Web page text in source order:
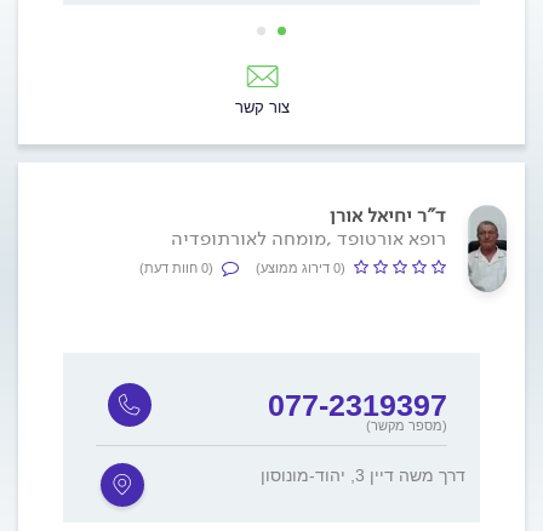
צור קשר
ד"ר יחיאל אורן
רופא אורטופד ,מומחה לאורתופדיה
(0 דירוג ממוצע) (0 חוות דעת)
077-2319397
(מספר מקשר)
דרך משה דיין 3, יהוד-מונוסון